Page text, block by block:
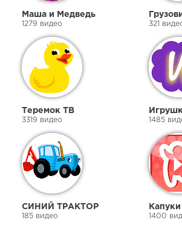
Маша и Медведь
1279 видео 321
Теремок ТВ
3319 видео 1485
СИНИЙ ТРАКТОР
185 видео 1400